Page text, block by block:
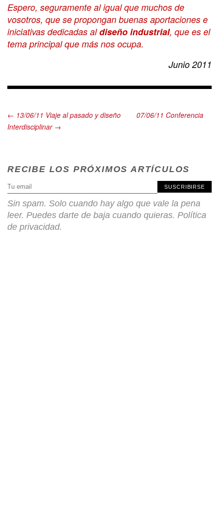
Espero, seguramente al igual que muchos de
vosotros, que se propongan buenas aportaciones e
iniciativas dedicadas aldiseño industrial, que es el
tema principal que más nos ocupa.
Junio 2011
← 13/06/11 Viaje al pasado y diseño
07/06/11 Conferencia
Interdisciplinar →
RECIBE LOS PRÓXIMOS ARTÍCULOS
SUSCRIBIRSE
Sin spam. Solo cuando hay algo que vale la pena
leer. Puedes darte de baja cuando quieras. Política
de privacidad.